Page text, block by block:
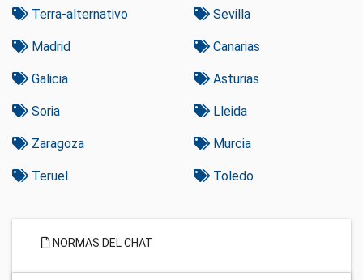
Terra-alternativo Sevilla
Madrid Canarias
Galicia Asturias
Soria Lleida
Zaragoza Murcia
Teruel Toledo
NORMAS DEL CHAT